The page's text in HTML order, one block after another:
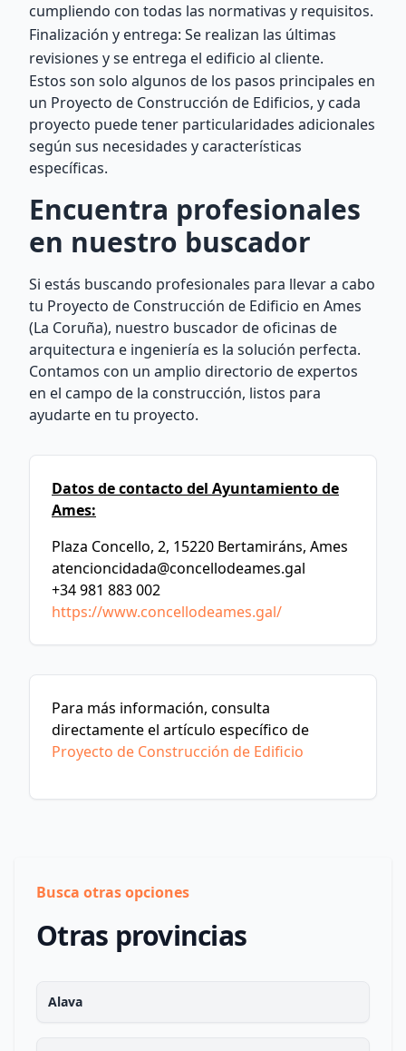
cumpliendo con todas las normativas y requisitos.
Finalización y entrega: Se realizan las últimas
revisiones y se entrega el edificio al cliente.
Estos son solo algunos de los pasos principales en
un Proyecto de Construcción de Edificios, y cada
proyecto puede tener particularidades adicionales
según sus necesidades y características
específicas.
Encuentra profesionales
en nuestro buscador
Si estás buscando profesionales para llevar a cabo
tu Proyecto de Construcción de Edificio en Ames
(La Coruña), nuestro buscador de oficinas de
arquitectura e ingeniería es la solución perfecta.
Contamos con un amplio directorio de expertos
en el campo de la construcción, listos para
ayudarte en tu proyecto.
Datos de contacto del Ayuntamiento de
Ames:
Plaza Concello, 2, 15220 Bertamiráns, Ames
atencioncidada@concellodeames.gal
+34 981 883 002
https://www.concellodeames.gal/
Para más información, consulta
directamente el artículo específico de
Proyecto de Construcción de Edificio
Busca otras opciones
Otras provincias
Alava